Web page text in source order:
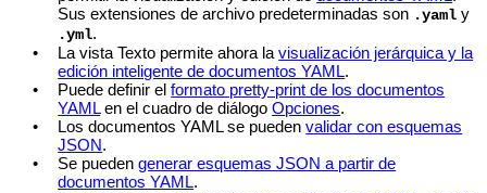
Sus extensiones de archivo predeterminadas son .yaml y
.yml.
•
La vista Texto permite ahora lavisualización jerárquica y la
edición inteligente de documentos YAML.
•
Puede definir elformato pretty-print de los documentos
YAMLen el cuadro de diálogoOpciones.
•
Los documentos YAML se puedenvalidar con esquemas
JSON.
•
Se puedengenerar esquemas JSON a partir de
documentos YAML.